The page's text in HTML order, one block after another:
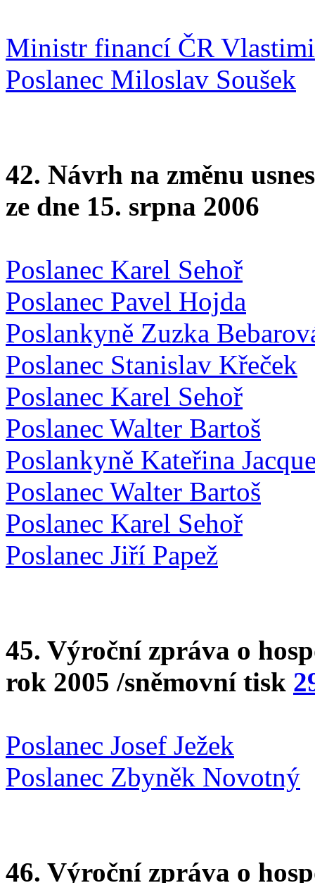
Ministr financí ČR
Poslanec Miloslav Soušek
42. Návrh na změnu
ze dne 15. srpna 2006
Poslanec Karel Sehoř
Poslanec Pavel Hojda
Poslankyně Zuzka
Poslanec Stanislav Křeček
Poslanec Karel Sehoř
Poslanec Walter Bartoš
Poslankyně Kateřina
Poslanec Walter Bartoš
Poslanec Karel Sehoř
Poslanec Jiří Papež
45. Výroční zpráva o
rok 2005 /sněmovní tisk
Poslanec Josef Ježek
Poslanec Zbyněk Novotný
46. Výroční zpráva o